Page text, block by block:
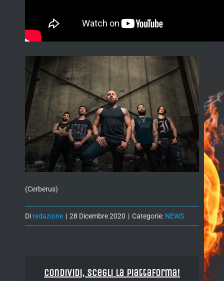
(Cerberus)
Di redazione | 28 Dicembre 2020 | Categorie: NEWS
Condividi, Scegli la piattaforma!